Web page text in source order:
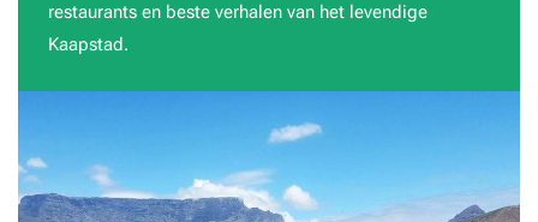
restaurants en beste verhalen van het levendige
Kaapstad.